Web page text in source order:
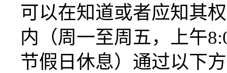
可以在知道或者应知其
内（周一至周五，上午
节假日休息）通过以下